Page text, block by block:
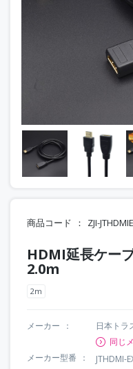
商品コード ZJI-
HDMI延長ケー
2.0m
2m
メーカー
日本トラ
同じ
メーカー型番
JTHDMI-